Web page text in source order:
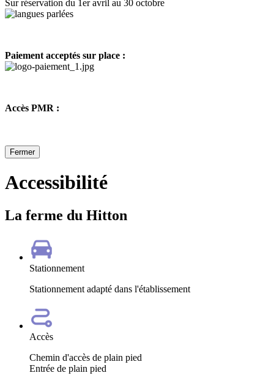
Sur réservation du 1er avril au 30 octobre
Paiement acceptés sur place :
Accès PMR :
Fermer
Accessibilité
La ferme du Hitton
Stationnement
Stationnement adapté dans l'établissement
Accès
Chemin d'accès de plain pied
Entrée de plain pied